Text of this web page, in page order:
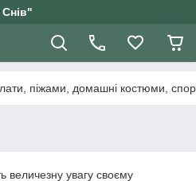
піжами, домашні костюми,
величезну увагу своєму